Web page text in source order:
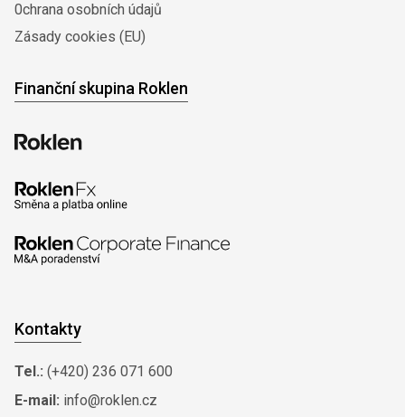
0chrana osobních údajů
Zásady cookies (EU)
Finanční skupina Roklen
Kontakty
Tel.: (+420) 236 071 600
E-mail: info@roklen.cz